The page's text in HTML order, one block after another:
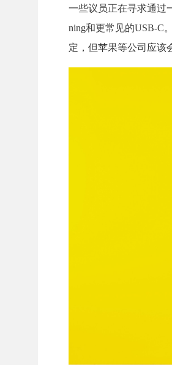
一些议员正在寻求通过
ning和更常见的USB-C
定，但苹果等公司应该